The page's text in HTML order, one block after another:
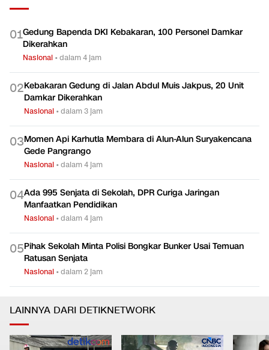
01Gedung Bapenda DKI Kebakaran, 100 Personel Damkar
Dikerahkan
Nasional •dalam 4 jam
02Kebakaran Gedung di Jalan Abdul Muis Jakpus, 20 Unit
Damkar Dikerahkan
Nasional •dalam 3 jam
03Momen Api Karhutla Membara di Alun-Alun Suryakencana
Gede Pangrango
Nasional •dalam 4 jam
04Ada 995 Senjata di Sekolah, DPR Curiga Jaringan
Manfaatkan Pendidikan
Nasional •dalam 4 jam
05Pihak Sekolah Minta Polisi Bongkar Bunker Usai Temuan
Ratusan Senjata
Nasional •dalam 2 jam
LAINNYA DARI DETIKNETWORK